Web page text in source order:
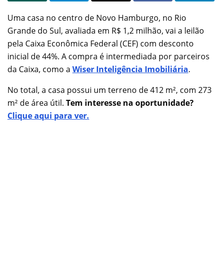
Uma casa no centro de Novo Hamburgo, no Rio
Grande do Sul, avaliada em R$ 1,2 milhão, vai a leilão
pela Caixa Econômica Federal (CEF) com desconto
inicial de 44%. A compra é intermediada por parceiros
da Caixa, como a Wiser Inteligência Imobiliária.
No total, a casa possui um terreno de 412 m², com 273
m² de área útil. Tem interesse na oportunidade?
Clique aqui para ver.